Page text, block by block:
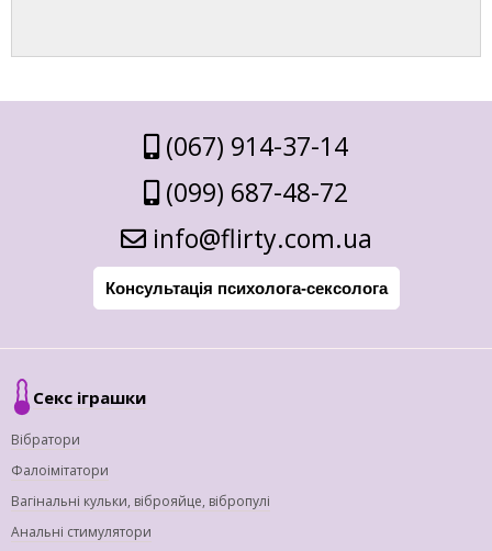
(067) 914-37-14
(099) 687-48-72
info@flirty.com.ua
Консультація психолога-сексолога
Секс іграшки
Вібратори
Фалоімітатори
Вагінальні кульки, віброяйце, вібропулі
Анальні стимулятори